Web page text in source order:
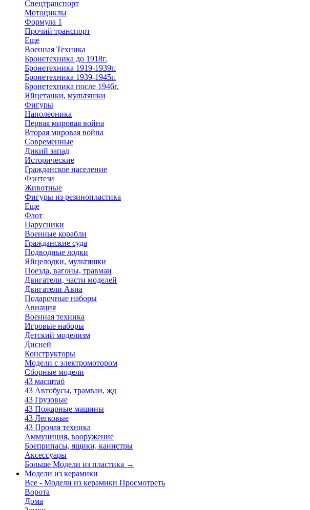
Спецтранспорт
Мотоциклы
Формула 1
Прочий транспорт
Еще
Военная Техника
Бронетехника до 1918г.
Бронетехника 1919-1939г.
Бронетехника 1939-1945г.
Бронетехника после 1946г.
Яйцетанки, мультяшки
Фигуры
Наполеоника
Первая мировая война
Вторая мировая война
Современные
Дикий запад
Исторические
Гражданское население
Фэнтези
Животные
Фигуры из резинопластика
Еще
Флот
Парусники
Военные корабли
Гражданские суда
Подводные лодки
Яйцелодки, мультяшки
Поезда, вагоны, травмаи
Двигатели, части моделей
Двигатели Авиа
Подарочные наборы
Авиация
Военная техника
Игровые наборы
Детский моделизм
Дисней
Конструкторы
Модели с электромотором
Сборные модели
43 масштаб
43 Автобусы, трамваи, жд
43 Грузовые
43 Пожарные машины
43 Легковые
43 Прочая техника
Аммуниция, вооружение
Боеприпасы, ящики, канистры
Аксессуары
Больше Модели из пластика →
Модели из керамики
Все - Модели из керамики Просмотреть
Ворота
Дома